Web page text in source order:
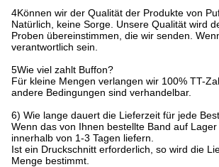
4Können wir der Qualität der Produkte von
Natürlich, keine Sorge. Unsere Qualität wird
Proben übereinstimmen, die wir senden.
verantwortlich sein.
5Wie viel zahlt Buffon?
Für kleine Mengen verlangen wir 100% TT-
andere Bedingungen sind verhandelbar.
6) Wie lange dauert die Lieferzeit für jede
Wenn das von Ihnen bestellte Band auf
innerhalb von 1-3 Tagen liefern.
Ist ein Druckschnitt erforderlich, so wird die
Menge bestimmt.